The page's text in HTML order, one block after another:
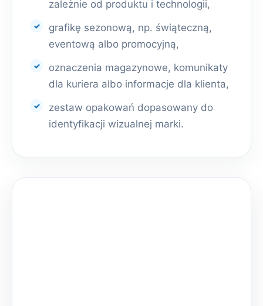
zależnie od produktu i technologii,
grafikę sezonową, np. świąteczną,
eventową albo promocyjną,
oznaczenia magazynowe, komunikaty
dla kuriera albo informacje dla klienta,
zestaw opakowań dopasowany do
identyfikacji wizualnej marki.